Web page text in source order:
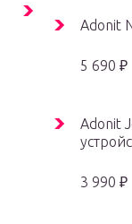
Adonit
5 690 ₽
Adonit
3 990 ₽